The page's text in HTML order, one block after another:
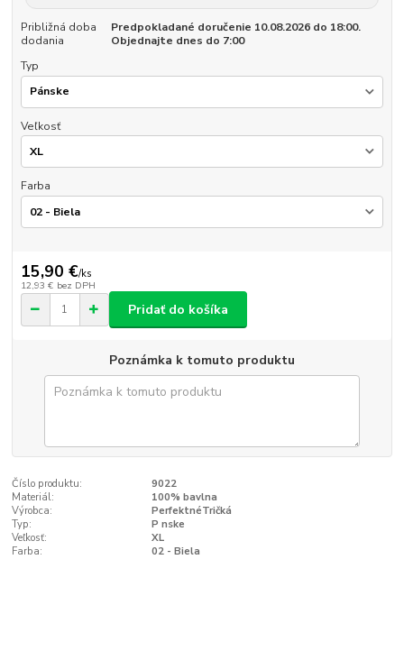
Približná doba
dodania
Predpokladané doručenie 10.08.2026 do 18:00.
Objednajte dnes do 7:00
Typ
Veľkosť
Farba
15,90 €/ks
12,93 € bez DPH
Pridať do košíka
Poznámka k tomuto produktu
Číslo produktu:
9022
Materiál:
100% bavlna
Výrobca:
PerfektnéTričká
Typ:
P nske
Veľkosť:
XL
Farba:
02 - Biela